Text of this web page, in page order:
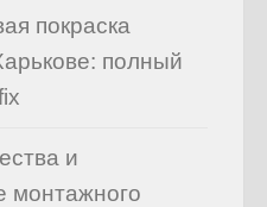
покраска
полный
и
монтажного